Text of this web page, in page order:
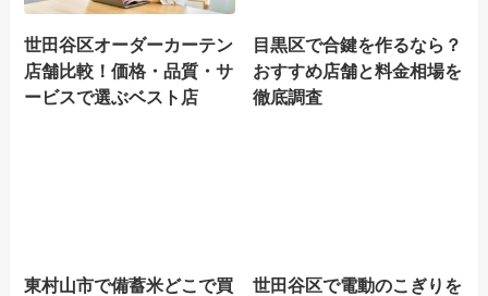
世田谷区オーダーカーテン
店舗比較！価格・品質・サ
ービスで選ぶベスト店
目黒区で合鍵を作るなら？
おすすめ店舗と料金相場を
徹底調査
東村山市で備蓄米どこで買
世田谷区で電動のこぎりを